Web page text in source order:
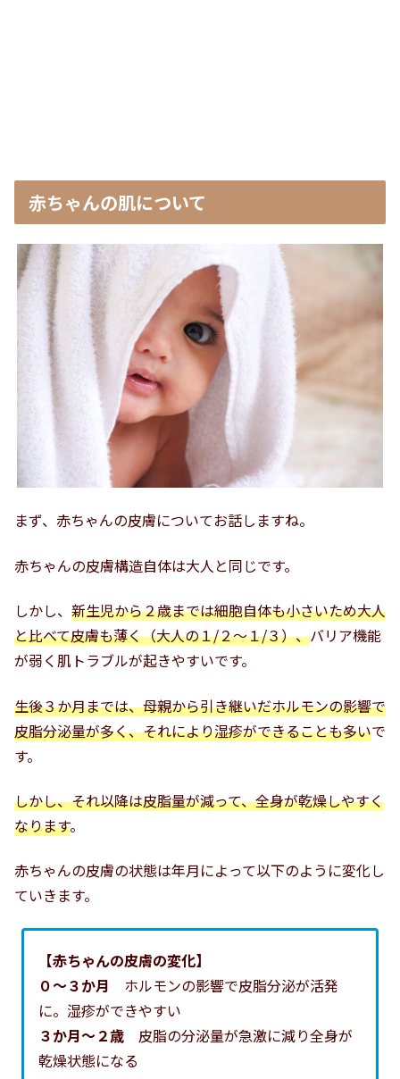
赤ちゃんの肌について
まず、赤ちゃんの皮膚についてお話しますね。
赤ちゃんの皮膚構造自体は大人と同じです。
しかし、 新生児から２歳までは細胞自体も小さいため大人
と比べて皮膚も薄く（大人の１/２～１/３）、バリア機能
が弱く肌トラブルが起きやすいです。
生後３か月までは、母親から引き継いだホルモンの影響で
皮脂分泌量が多く、それにより湿疹ができることも多いで
す。
しかし、それ以降は皮脂量が減って、全身が乾燥しやすく
なります。
赤ちゃんの皮膚の状態は年月によって以下のように変化し
ていきます。
【赤ちゃんの皮膚の変化】
０～３か月 ホルモンの影響で皮脂分泌が活発
に。湿疹ができやすい
３か月～２歳 皮脂の分泌量が急激に減り全身が
乾燥状態になる